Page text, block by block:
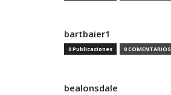
bartbaier1
0 Publicaciones 0 COMENTARIOS
bealonsdale